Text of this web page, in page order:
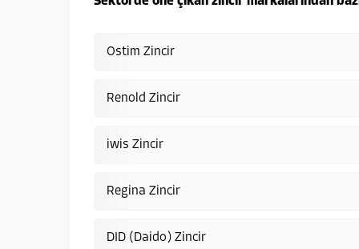
Ostim Zincir
Renold Zincir
iwis Zincir
Regina Zincir
DID (Daido) Zincir